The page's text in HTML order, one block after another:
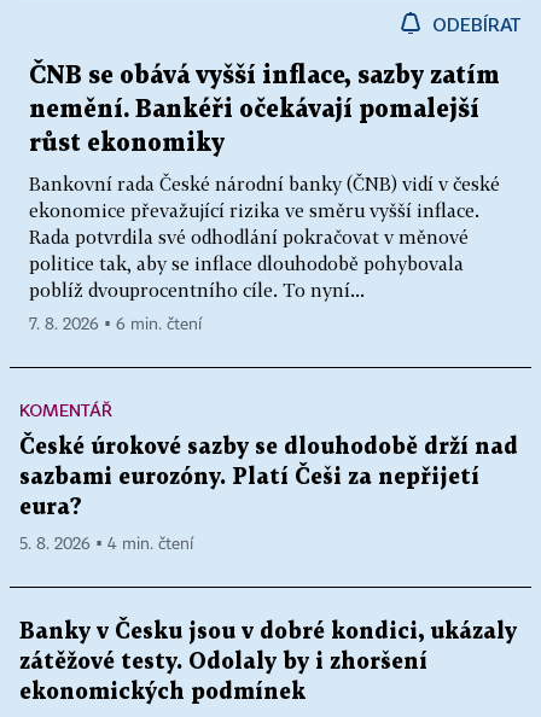
ODEBÍRAT
ČNB se obává vyšší inflace, sazby zatím
nemění. Bankéři očekávají pomalejší
růst ekonomiky
Bankovní rada České národní banky (ČNB) vidí v české
ekonomice převažující rizika ve směru vyšší inflace.
Rada potvrdila své odhodlání pokračovat v měnové
politice tak, aby se inflace dlouhodobě pohybovala
poblíž dvouprocentního cíle. To nyní...
7. 8. 2026 ▪ 6 min. čtení
KOMENTÁŘ
České úrokové sazby se dlouhodobě drží nad
sazbami eurozóny. Platí Češi za nepřijetí
eura?
5. 8. 2026 ▪ 4 min. čtení
Banky v Česku jsou v dobré kondici, ukázaly
zátěžové testy. Odolaly by i zhoršení
ekonomických podmínek